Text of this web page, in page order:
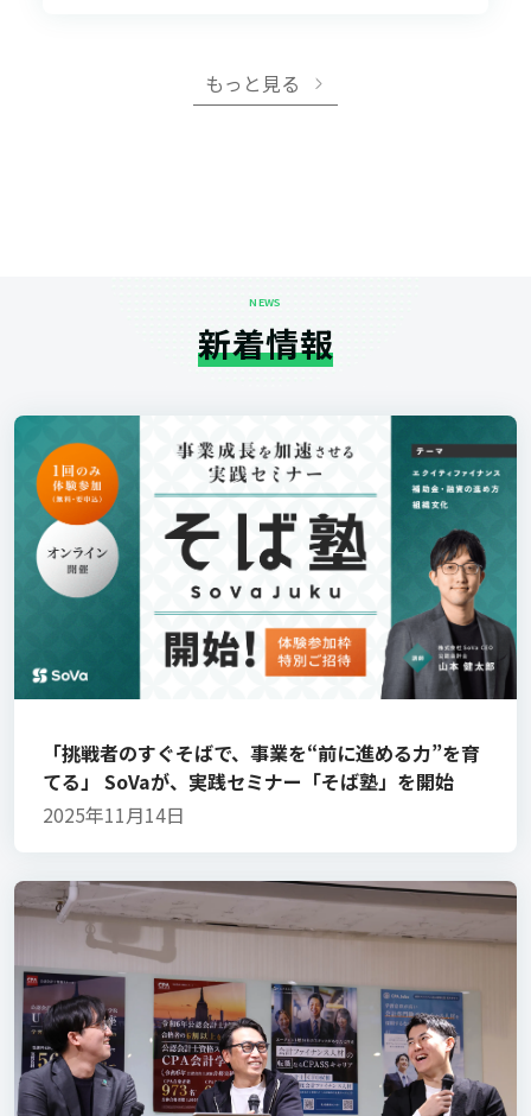
もっと見る
NEWS
新着情報
「挑戦者のすぐそばで、事業を“前に進める力”を育
てる」 SoVaが、実践セミナー「そば塾」を開始
2025年11月14日